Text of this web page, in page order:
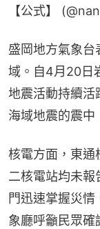
【公式】
盛岡地方氣象台
域。自4月20日
地震活動持續活
海域地震的震中
核電方面，東通
二核電站均未報
門迅速掌握災
象廳呼籲民眾確